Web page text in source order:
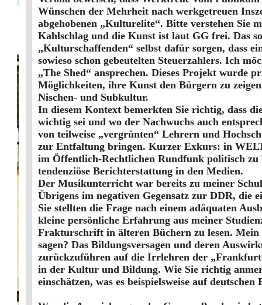
Wünschen der Mehrheit nach werkgetreuen
abgehobenen „Kulturelite“. Bitte verstehen Sie
Kahlschlag und die Kunst ist laut GG frei. Das
„Kulturschaffenden“ selbst dafür sorgen, dass
sowieso schon gebeutelten Steuerzahlers. Ich
„The Shed“ ansprechen. Dieses Projekt wurde
Möglichkeiten, ihre Kunst den Bürgern zu
Nischen- und Subkultur.
In diesem Kontext bemerkten Sie richtig, dass
wichtig sei und wo der Nachwuchs auch
von teilweise „vergrünten“ Lehrern und
zur Entfaltung bringen. Kurzer Exkurs: in
im Öffentlich-Rechtlichen Rundfunk politisch
tendenziöse Berichterstattung in den Medien.
Der Musikunterricht war bereits zu meiner
Übrigens im negativen Gegensatz zur DDR, die
Sie stellten die Frage nach einem adäquaten
kleine persönliche Erfahrung aus meiner
Frakturschrift in älteren Büchern zu lesen.
sagen? Das Bildungsversagen und deren
zurückzuführen auf die Irrlehren der
in der Kultur und Bildung. Wie Sie richtig
einschätzen, was es beispielsweise auf